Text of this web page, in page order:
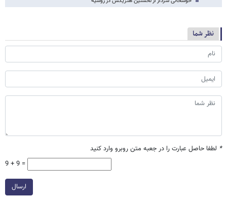
نظر شما
* لطفا حاصل عبارت را در جعبه متن روبرو وارد کنید
9 + 9 =
ارسال